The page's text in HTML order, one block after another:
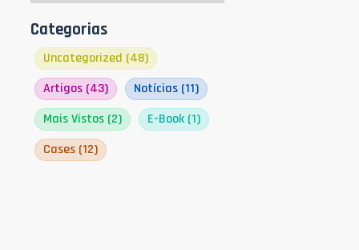
Categorias
Uncategorized (48)
Artigos (43) Notícias (11)
Mais Vistos (2) E-Book (1)
Cases (12)